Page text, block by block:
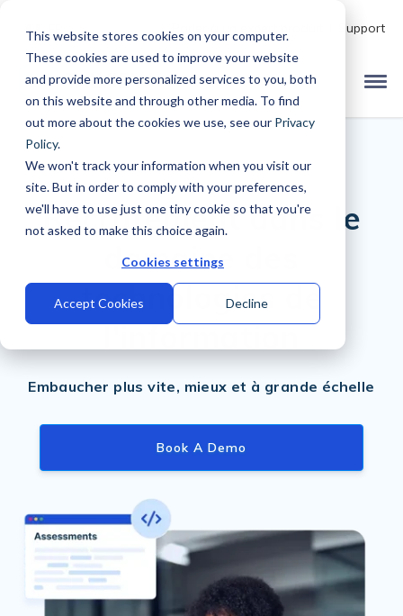
This website stores cookies on your computer.
These cookies are used to improve your website
and provide more personalized services to you, both
on this website and through other media. To find
out more about the cookies we use, see our Privacy
Policy.
We won't track your information when you visit our
site. But in order to comply with your preferences,
we'll have to use just one tiny cookie so that you're
not asked to make this choice again.
Cookies settings
Accept Cookies Decline
Support
Recrutement dans le
domaine des
technologies de
l'information
Embaucher plus vite, mieux et à grande échelle
Book A Demo